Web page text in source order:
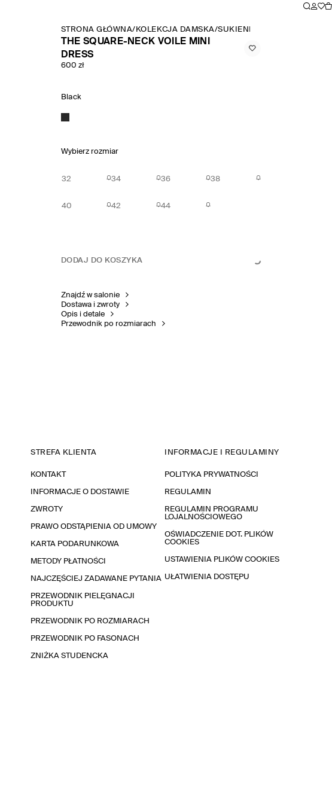
STRONA GŁÓWNA/ KOLEKCJA DAMSKA/SUKIENKI
THE SQUARE-NECK VOILE MINI
DRESS
600 zł
Black
Wybierz rozmiar
32 34 36 38
40 42 44
DODAJ DO KOSZYKA
Znajdź w salonie
Dostawa i zwroty
Opis i detale
Przewodnik po rozmiarach
STREFA KLIENTA
KONTAKT
INFORMACJE O DOSTAWIE
ZWROTY
PRAWO ODSTĄPIENIA OD UMOWY
KARTA PODARUNKOWA
METODY PŁATNOŚCI
NAJCZĘŚCIEJ ZADAWANE PYTANIA
PRZEWODNIK PIELĘGNACJI
PRODUKTU
PRZEWODNIK PO ROZMIARACH
PRZEWODNIK PO FASONACH
ZNIŻKA STUDENCKA
INFORMACJE I REGULAMINY
POLITYKA PRYWATNOŚCI
REGULAMIN
REGULAMIN PROGRAMU
LOJALNOŚCIOWEGO
OŚWIADCZENIE DOT. PLIKÓW
COOKIES
USTAWIENIA PLIKÓW COOKIES
UŁATWIENIA DOSTĘPU